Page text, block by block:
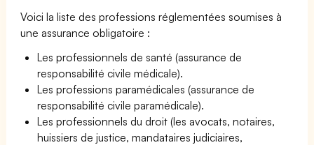
Voici la liste des professions réglementées soumises à
une assurance obligatoire :
Les professionnels de santé (assurance de
responsabilité civile médicale).
Les professions paramédicales (assurance de
responsabilité civile paramédicale).
Les professionnels du droit (les avocats, notaires,
huissiers de justice, mandataires judiciaires,